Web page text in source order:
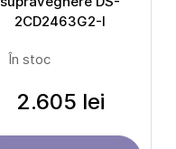
2CD2463G2-I
În stoc
2.605 lei